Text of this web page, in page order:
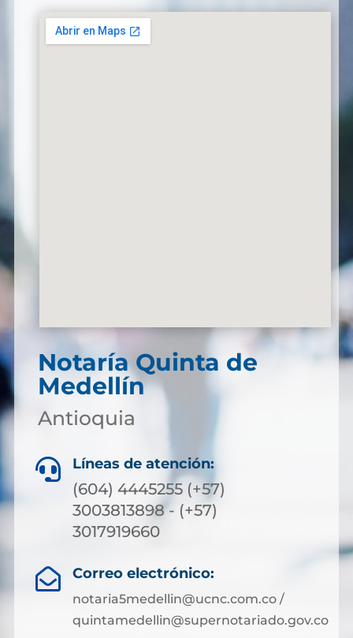
Notaría Quinta de
Medellín
Antioquia
 Líneas de atención:
(604) 4445255 (+57)
3003813898 - (+57)
3017919660
 Correo electrónico:
notaria5medellin@ucnc.com.co /
quintamedellin@supernotariado.gov.co